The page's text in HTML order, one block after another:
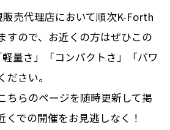
売代理店において順次K-Forth
すので、お近くの方はぜひこの
量さ」「コンパクトさ」「パワ
さい。
ちらのページを随時更新して掲
くでの開催をお見逃しなく！